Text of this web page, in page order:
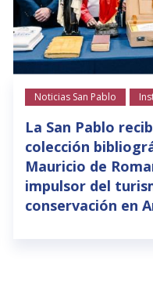
Noticias San Pablo
La San Pablo
colección
Mauricio de
impulsor del
conservación en